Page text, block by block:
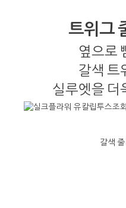
트위그
옆으로
갈색 트
실루엣을 더
갈색